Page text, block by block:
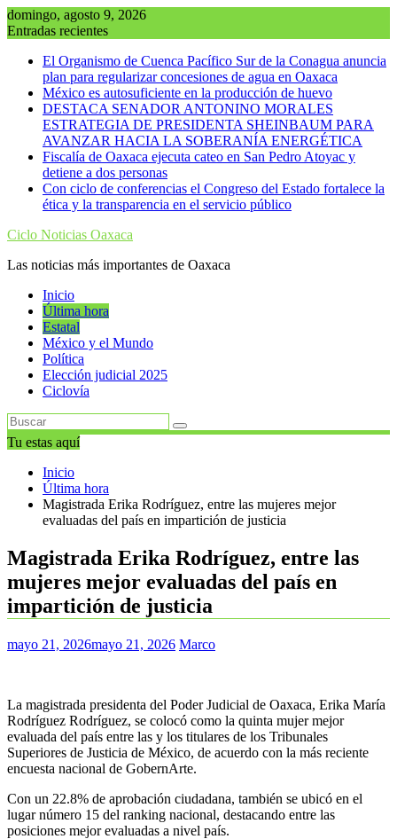
Saltar
al
domingo, agosto 9, 2026
Entradas recientes
El Organismo de Cuenca Pacífico Sur de la Conagua anuncia
plan para regularizar concesiones de agua en Oaxaca
México es autosuficiente en la producción de huevo
DESTACA SENADOR ANTONINO MORALES
ESTRATEGIA DE PRESIDENTA SHEINBAUM PARA
AVANZAR HACIA LA SOBERANÍA ENERGÉTICA
Fiscalía de Oaxaca ejecuta cateo en San Pedro Atoyac y
detiene a dos personas
Con ciclo de conferencias el Congreso del Estado fortalece la
ética y la transparencia en el servicio público
Ciclo Noticias Oaxaca
Las noticias más importantes de Oaxaca
Inicio
Última hora
Estatal
México y el Mundo
Política
Elección judicial 2025
Ciclovía
Tu estas aquí
Inicio
Última hora
Magistrada Erika Rodríguez, entre las mujeres mejor
evaluadas del país en impartición de justicia
Magistrada Erika Rodríguez, entre las
mujeres mejor evaluadas del país en
impartición de justicia
mayo 21, 2026mayo 21, 2026 Marco
La magistrada presidenta del Poder Judicial de Oaxaca, Erika María
Rodríguez Rodríguez, se colocó como la quinta mujer mejor
evaluada del país entre las y los titulares de los Tribunales
Superiores de Justicia de México, de acuerdo con la más reciente
encuesta nacional de GobernArte.
Con un 22.8% de aprobación ciudadana, también se ubicó en el
lugar número 15 del ranking nacional, destacando entre las
posiciones mejor evaluadas a nivel país.